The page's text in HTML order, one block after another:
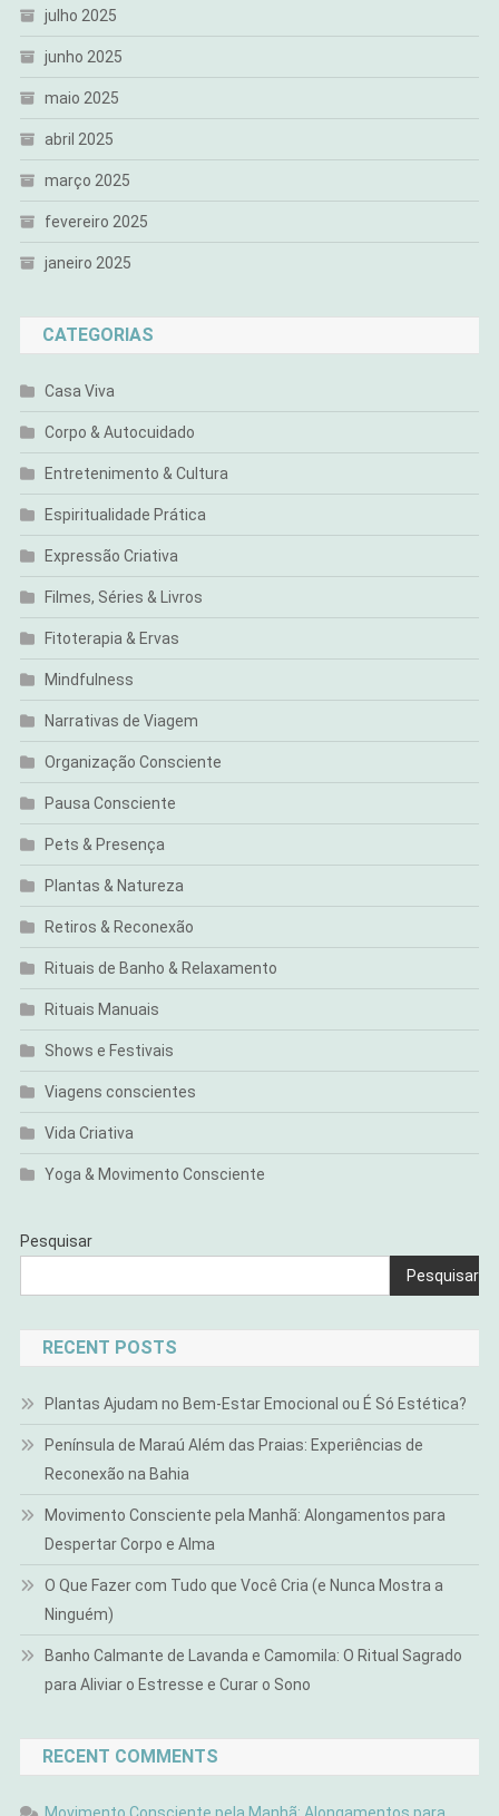
julho 2025
junho 2025
maio 2025
abril 2025
março 2025
fevereiro 2025
janeiro 2025
CATEGORIAS
Casa Viva
Corpo & Autocuidado
Entretenimento & Cultura
Espiritualidade Prática
Expressão Criativa
Filmes, Séries & Livros
Fitoterapia & Ervas
Mindfulness
Narrativas de Viagem
Organização Consciente
Pausa Consciente
Pets & Presença
Plantas & Natureza
Retiros & Reconexão
Rituais de Banho & Relaxamento
Rituais Manuais
Shows e Festivais
Viagens conscientes
Vida Criativa
Yoga & Movimento Consciente
Pesquisar
Pesquisar
RECENT POSTS
Plantas Ajudam no Bem-Estar Emocional ou É Só Estética?
Península de Maraú Além das Praias: Experiências de
Reconexão na Bahia
Movimento Consciente pela Manhã: Alongamentos para
Despertar Corpo e Alma
O Que Fazer com Tudo que Você Cria (e Nunca Mostra a
Ninguém)
Banho Calmante de Lavanda e Camomila: O Ritual Sagrado
para Aliviar o Estresse e Curar o Sono
RECENT COMMENTS